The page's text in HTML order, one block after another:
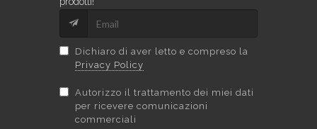
Dichiaro di aver letto e compreso la
Privacy Policy
Autorizzo il trattamento dei miei dati
per ricevere comunicazioni
commerciali